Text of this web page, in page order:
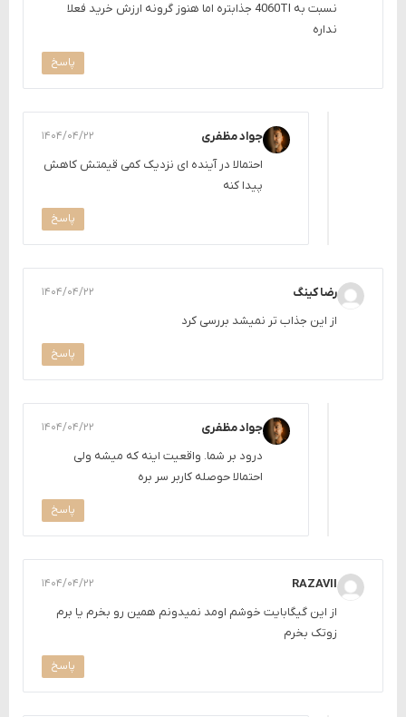
نسبت به 4060TI جذابتره اما هنوز گرونه ارزش خرید فعلا
نداره
پاسخ
جواد مظفری ۱۴۰۴/۰۴/۲۲
احتمالا در آینده ای نزدیک کمی قیمتش کاهش
پیدا کنه
پاسخ
رضا کینگ ۱۴۰۴/۰۴/۲۲
از این جذاب تر نمیشد بررسی کرد
پاسخ
جواد مظفری ۱۴۰۴/۰۴/۲۲
درود بر شما. واقعیت اینه که میشه ولی
احتمالا حوصله کاربر سر بره
پاسخ
RAZAVII ۱۴۰۴/۰۴/۲۲
از این گیگابایت خوشم اومد نمیدونم همین رو بخرم یا برم
زوتک بخرم
پاسخ